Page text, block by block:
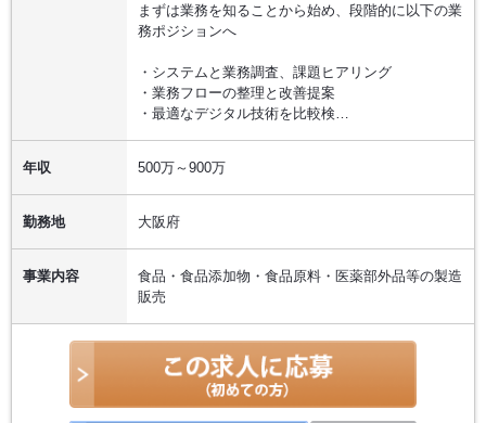
まずは業務を知ることから始め、段階的に以下の業
務ポジションへ
・システムと業務調査、課題ヒアリング
・業務フローの整理と改善提案
・最適なデジタル技術を比較検…
年収 500万～900万
勤務地 大阪府
事業内容
食品・食品添加物・食品原料・医薬部外品等の製造
販売